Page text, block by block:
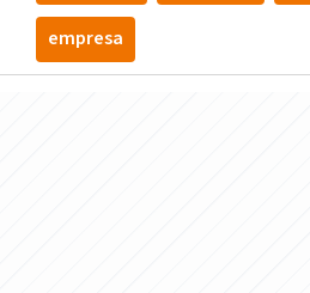
empresa